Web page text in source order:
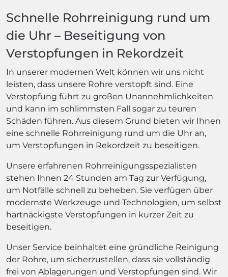
Schnelle Rohrreinigung rund um
die Uhr – Beseitigung von
Verstopfungen in Rekordzeit
In unserer modernen Welt können wir uns nicht
leisten, dass unsere Rohre verstopft sind. Eine
Verstopfung führt zu großen Unannehmlichkeiten
und kann im schlimmsten Fall sogar zu teuren
Schäden führen. Aus diesem Grund bieten wir Ihnen
eine schnelle Rohrreinigung rund um die Uhr an,
um Verstopfungen in Rekordzeit zu beseitigen.
Unsere erfahrenen Rohrreinigungsspezialisten
stehen Ihnen 24 Stunden am Tag zur Verfügung,
um Notfälle schnell zu beheben. Sie verfügen über
modernste Werkzeuge und Technologien, um selbst
hartnäckigste Verstopfungen in kurzer Zeit zu
beseitigen.
Unser Service beinhaltet eine gründliche Reinigung
der Rohre, um sicherzustellen, dass sie vollständig
frei von Ablagerungen und Verstopfungen sind. Wir